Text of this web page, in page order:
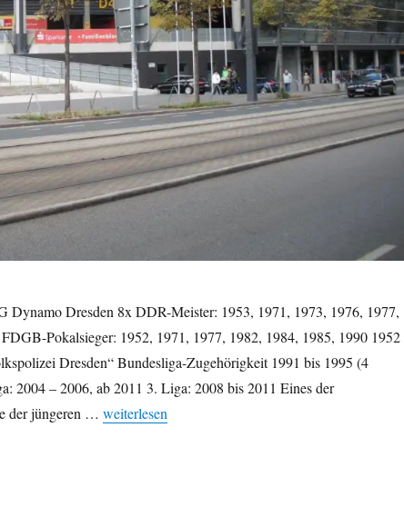
Dynamo Dresden 8x DDR-Meister: 1953, 1971, 1973, 1976, 1977,
Pokalsieger: 1952, 1971, 1977, 1982, 1984, 1985, 1990 1952
Dresden“ Bundesliga-Zugehörigkeit 1991 bis 1995 (4
2004 – 2006, ab 2011 3. Liga: 2008 bis 2011 Eines der
der jüngeren … „SG Dynamo Dresden in Zahlen“
weiterlesen